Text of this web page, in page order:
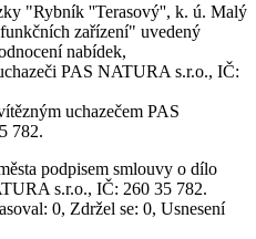
"Rybník ''Terasový'', k. ú. Malý
zařízení" uvedený
nabídek,
PAS NATURA s.r.o., IČ:
uchazečem PAS
782.
podpisem smlouvy o dílo
s.r.o., IČ: 260 35 782.
0, Zdržel se: 0, Usnesení